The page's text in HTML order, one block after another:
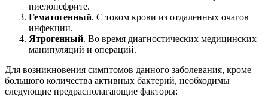
пиелонефрите.
Гематогенный. С током крови из отдаленных очагов
инфекции.
Ятрогенный. Во время диагностических медицинских
манипуляций и операций.
Для возникновения симптомов данного заболевания, кроме
большого количества активных бактерий, необходимы
следующие предрасполагающие факторы: